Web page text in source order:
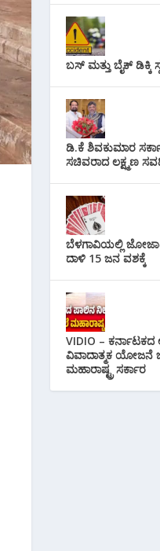
ಬಸ್ ಮತ್ತು ಬೈಕ್ ಡಿಕ್ಕಿ
ಡಿ.ಕೆ ಶಿವಕುಮಾರ
ಸಚಿವರಾದ ಲಕ್ಷ್ಮಣ
ಬೆಳಗಾವಿಯಲ್ಲಿ
ದಾಳಿ 15 ಜನ ವಶಕ್ಕೆ
VIDIO –
ವಿವಾದಾತ್ಮಕ ಯೋಜನೆ
ಮಹಾರಾಷ್ಟ್ರ ಸರ್ಕಾರ